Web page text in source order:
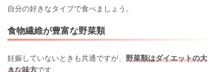
自分の好きなタイプで食べましょう。
食物繊維が豊富な野菜類
妊娠していないときも共通ですが、 野菜類はダイエットの大
きな味方です。